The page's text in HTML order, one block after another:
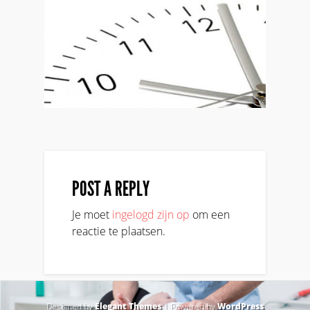
POST A REPLY
Je moet ingelogd zijn op om een
reactie te plaatsen.
Designed byElegant Themes| Powered byWordPress